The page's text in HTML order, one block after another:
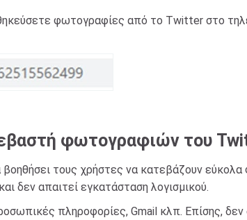
φωτογραφίες από το Twitter στο
φωτογραφιών του
τους χρήστες να κατεβάζουν
δεν απαιτεί εγκατάσταση λογισμικού.
πληροφορίες, Gmail κλπ. Επίσης,